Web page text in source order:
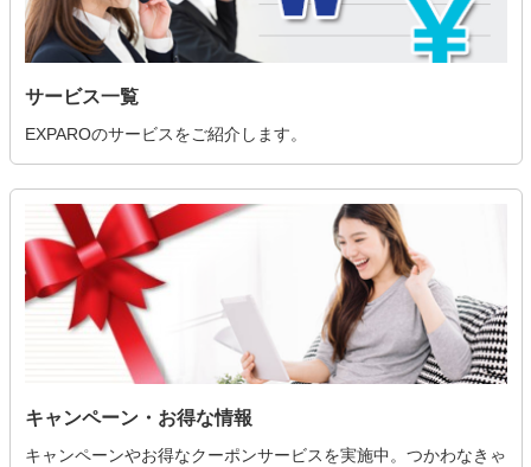
サービス一覧
EXPAROのサービスをご紹介します。
キャンペーン・お得な情報
キャンペーンやお得なクーポンサービスを実施中。つかわなきゃ